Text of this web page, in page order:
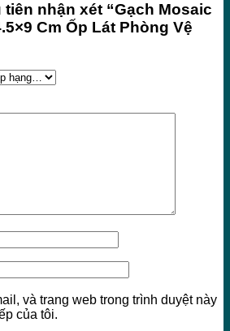
nhận xét “Gạch Mosaic
Cm Ốp Lát Phòng Vệ
và trang web trong trình duyệt này
của tôi.